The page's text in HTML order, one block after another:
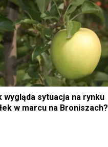
wygląda sytuacja na rynku
w marcu na Broniszach?